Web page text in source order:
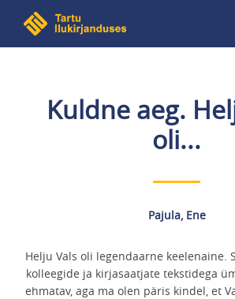
edasi
Kuldne aeg.
oli...
Pajula, Ene
Helju Vals oli legendaarne keelenaine.
kolleegide ja kirjasaatjate tekstidega
ehmatav, aga ma olen päris kindel, et